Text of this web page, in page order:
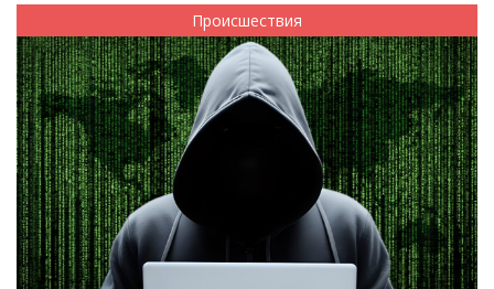
Происшествия